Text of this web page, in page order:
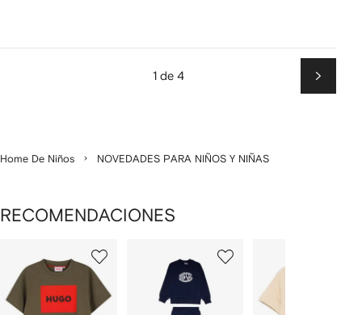
1 de 4
Home De Niños NOVEDADES PARA NIÑOS Y NIÑAS
RECOMENDACIONES